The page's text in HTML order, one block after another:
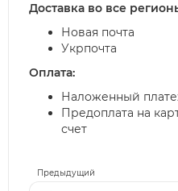
Предыдущий
Доставка во все
Новая почта
Укрпочта
Оплата:
Наложенный
Предоплата на
счет